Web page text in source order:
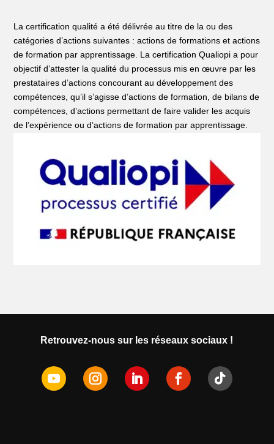
La certification qualité a été délivrée au titre de la ou des
catégories d’actions suivantes : actions de formations et actions
de formation par apprentissage. La certification Qualiopi a pour
objectif d’attester la qualité du processus mis en œuvre par les
prestataires d’actions concourant au développement des
compétences, qu’il s’agisse d’actions de formation, de bilans de
compétences, d’actions permettant de faire valider les acquis
de l’expérience ou d’actions de formation par apprentissage.
Retrouvez-nous sur les réseaux sociaux !